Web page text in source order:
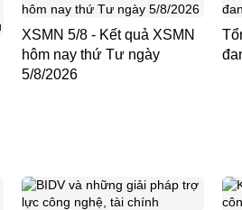
XSMN 5/8 - Kết quả XSMN
hôm nay thứ Tư ngày
5/8/2026